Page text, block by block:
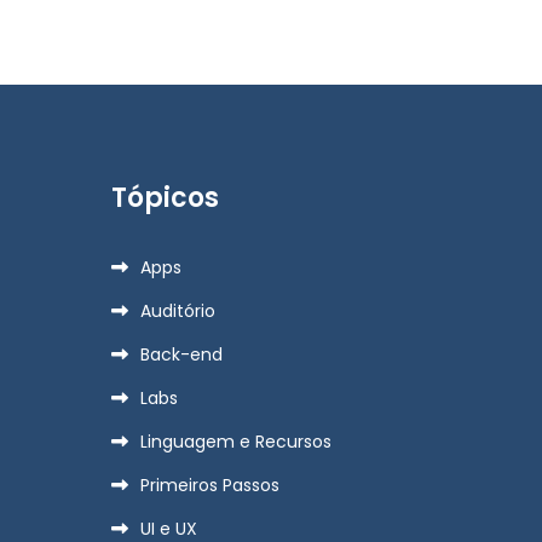
Tópicos
Apps
Auditório
Back-end
Labs
Linguagem e Recursos
Primeiros Passos
UI e UX